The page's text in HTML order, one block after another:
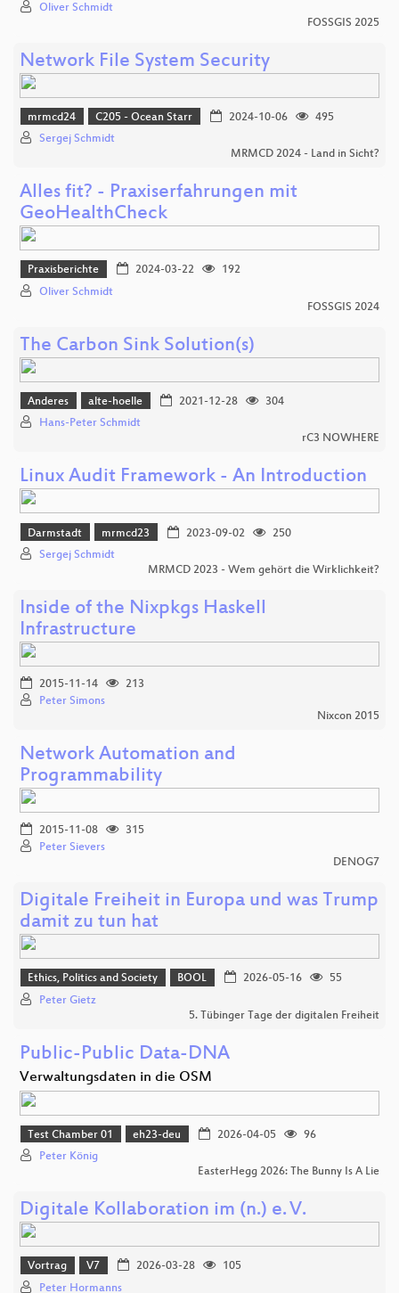
Oliver Schmidt
FOSSGIS 2025
Network File System Security
mrmcd24 C205 - Ocean Starr 2024-10-06
495
Sergej Schmidt
MRMCD 2024 - Land in Sicht?
Alles fit? - Praxiserfahrungen mit
GeoHealthCheck
Praxisberichte 2024-03-22
192
Oliver Schmidt
FOSSGIS 2024
The Carbon Sink Solution(s)
Anderes alte-hoelle 2021-12-28
304
Hans-Peter Schmidt
rC3 NOWHERE
Linux Audit Framework - An Introduction
Darmstadt mrmcd23 2023-09-02
250
Sergej Schmidt
MRMCD 2023 - Wem gehört die Wirklichkeit?
Inside of the Nixpkgs Haskell
Infrastructure
2015-11-14
213
Peter Simons
Nixcon 2015
Network Automation and
Programmability
2015-11-08
315
Peter Sievers
DENOG7
Digitale Freiheit in Europa und was Trump
damit zu tun hat
Ethics, Politics and Society BOOL 2026-05-16
55
Peter Gietz
5. Tübinger Tage der digitalen Freiheit
Public-Public Data-DNA
Verwaltungsdaten in die OSM
Test Chamber 01 eh23-deu 2026-04-05
96
Peter König
EasterHegg 2026: The Bunny Is A Lie
Digitale Kollaboration im (n.) e. V.
Vortrag V7 2026-03-28
105
Peter Hormanns